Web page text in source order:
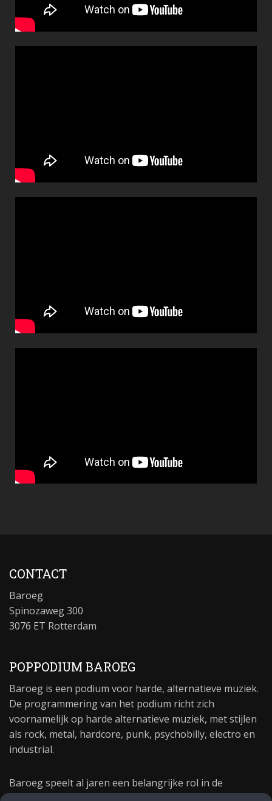
CONTACT
Baroeg
Spinozaweg 300
3076 ET Rotterdam
POPPODIUM BAROEG
Baroeg is een podium voor harde, alternatieve muziek.
De programmering van het podium richt zich
voornamelijk op harde alternatieve muziek, met stijlen
als rock, metal, hardcore, punk, psychobilly, electro en
industrial.
Baroeg speelt al jaren een belangrijke rol in de